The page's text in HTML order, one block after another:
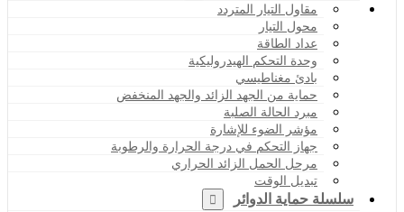
مقاول التيار المتردد
محول التيار
عداد الطاقة
وحدة التحكم الهيدروليكية
بادئ مغناطيسي
حماية من الجهد الزائد والجهد المنخفض
مبرد الحالة الصلبة
مؤشر الضوء للإشارة
جهاز التحكم في درجة الحرارة والرطوبة
مرحل الحمل الزائد الحراري
تبديل الوقت
سلسلة حماية الدوائر